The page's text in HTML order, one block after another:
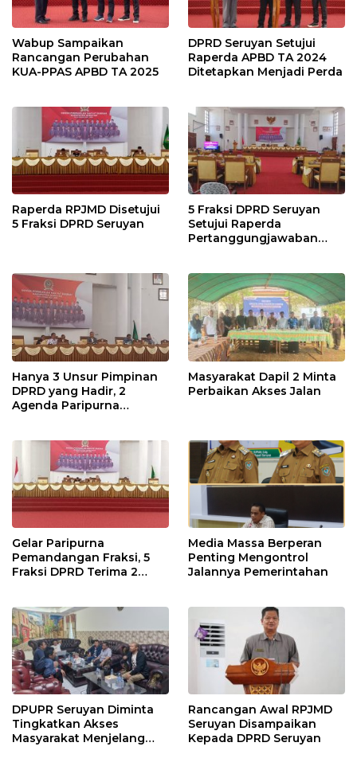
Wabup Sampaikan
Rancangan Perubahan
KUA-PPAS APBD TA 2025
DPRD Seruyan Setujui
Raperda APBD TA 2024
Ditetapkan Menjadi Perda
Raperda RPJMD Disetujui
5 Fraksi DPRD Seruyan
5 Fraksi DPRD Seruyan
Setujui Raperda
Pertanggungjawaban
Hanya 3 Unsur Pimpinan
DPRD yang Hadir, 2
Agenda Paripurna
Masyarakat Dapil 2 Minta
Perbaikan Akses Jalan
Gelar Paripurna
Pemandangan Fraksi, 5
Fraksi DPRD Terima 2
Media Massa Berperan
Penting Mengontrol
Jalannya Pemerintahan
DPUPR Seruyan Diminta
Tingkatkan Akses
Masyarakat Menjelang
Rancangan Awal RPJMD
Seruyan Disampaikan
Kepada DPRD Seruyan